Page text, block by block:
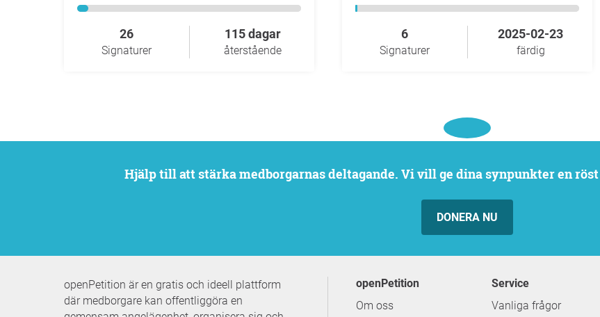
26
Signaturer
115 dagar
återstående
6
Signaturer
2025-02-23
färdig
Hjälp till att stärka medborgarnas deltagande. Vi vill ge dina synpunkter en
DONERA NU
openPetition är en gratis och ideell plattform
där medborgare kan offentliggöra en
openPetition
Om oss
service
Vanliga frågor